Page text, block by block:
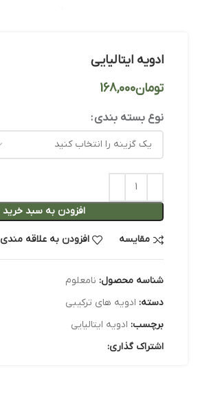
ادویه ایتالیایی
تومان
نوع بسته بندی
افزودن به سبد خرید
مقایسه افزودن به علاقه مندی
شناسه محصول: نامعلوم
دسته: ادویه های ترکیبی
برچسب: ادویه ایتالیایی
اشتراک گذاری: